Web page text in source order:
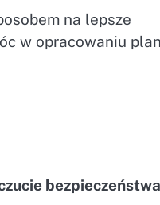
na lepsze
w opracowaniu
bezpieczeństwa